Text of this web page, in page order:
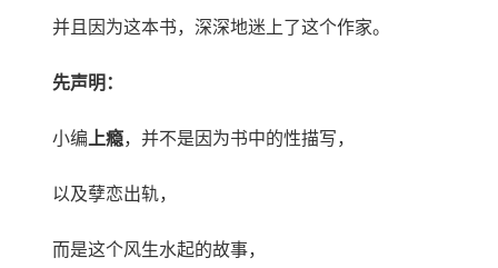
并且因为这本书，深深地迷上了这个作家。
先声明：
小编 上瘾，并不是因为书中的性描写，
以及孽恋出轨，
而是这个风生水起的故事，